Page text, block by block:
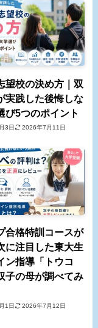
望校の決め方｜双
実践した後悔しな
び5つのポイント
3日 2026年7月11日
合格特訓コースが
注目した東大生
ン指導「トウコ
子の母が調べてみ
1日 2026年7月12日